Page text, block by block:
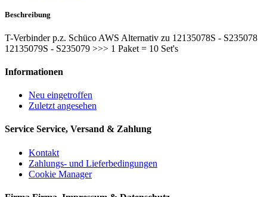
Beschreibung
T-Verbinder p.z. Schüco AWS Alternativ zu 12135078S - S235078
12135079S - S235079 >>> 1 Paket = 10 Set's
Informationen
Neu eingetroffen
Zuletzt angesehen
Service Service, Versand & Zahlung
Kontakt
Zahlungs- und Lieferbedingungen
Cookie Manager